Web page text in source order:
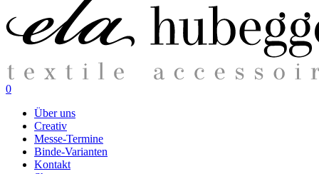
search
0
Über uns
Creativ
Messe-Termine
Binde-Varianten
Kontakt